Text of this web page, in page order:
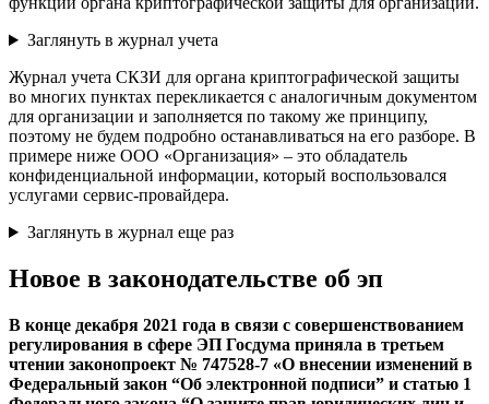
Заглянуть в журнал учета
Журнал учета СКЗИ для органа криптографической защиты
во многих пунктах перекликается с аналогичным документом
для организации и заполняется по такому же принципу,
поэтому не будем подробно останавливаться на его разборе. В
примере ниже ООО «Организация» – это обладатель
конфиденциальной информации, который воспользовался
услугами сервис-провайдера.
Заглянуть в журнал еще раз
Новое в законодательстве об эп
В конце декабря 2021 года в связи с совершенствованием
регулирования в сфере ЭП Госдума приняла в третьем
чтении законопроект № 747528-7 «О внесении изменений в
Федеральный закон “Об электронной подписи” и статью 1